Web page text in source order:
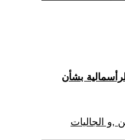
بشأن
,و الجاليات